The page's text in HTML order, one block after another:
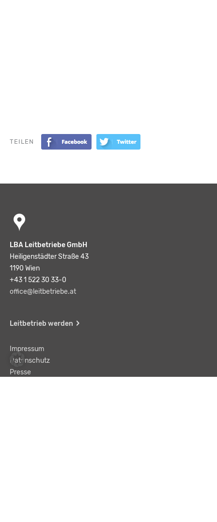
TEILEN
LBA Leitbetriebe GmbH
Heiligenstädter Straße 43
1190 Wien
+43 1 522 30 33-0
office@leitbetriebe.at
Leitbetrieb werden
Impressum
Datenschutz
Presse